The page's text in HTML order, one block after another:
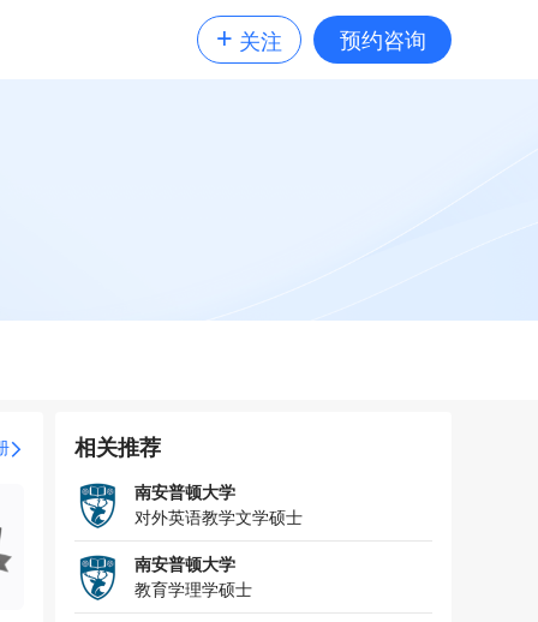
+ 关注 预约咨询
相关推荐
南安普顿大学
对外英语教学文学硕士
南安普顿大学
教育学理学硕士